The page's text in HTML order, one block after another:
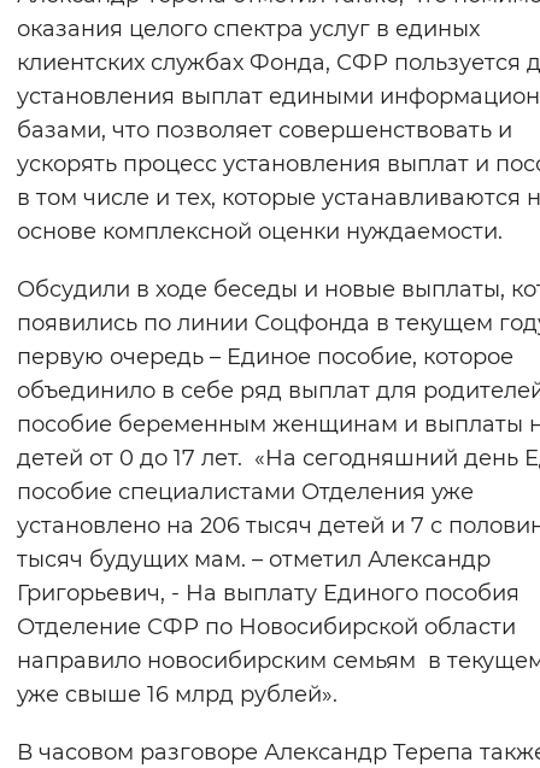
оказания целого спектра услуг в единых
клиентских службах Фонда, СФР пользуется
установления выплат едиными
базами, что позволяет совершенствовать и
ускорять процесс установления выплат и
в том числе и тех, которые устанавливаются
основе комплексной оценки нуждаемости.
Обсудили в ходе беседы и новые выплаты,
появились по линии Соцфонда в текущем
первую очередь – Единое пособие, которое
объединило в себе ряд выплат для
пособие беременным женщинам и выплаты
детей от 0 до 17 лет. «На сегодняшний день
пособие специалистами Отделения уже
установлено на 206 тысяч детей и 7 с
тысяч будущих мам. – отметил Александр
Григорьевич, - На выплату Единого пособия
Отделение СФР по Новосибирской области
направило новосибирским семьям в
уже свыше 16 млрд рублей».
В часовом разговоре Александр Терепа